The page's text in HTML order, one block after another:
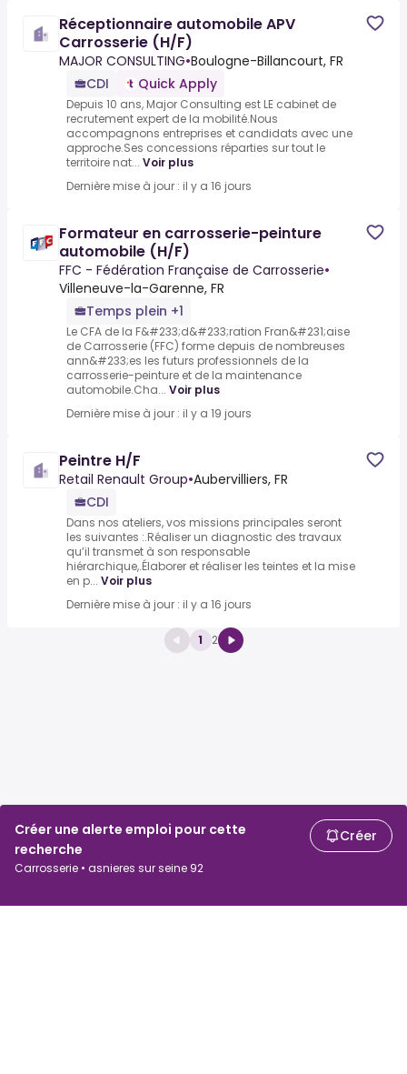
Créer une alerte emploi pour cette
recherche
Carrosserie • asnieres sur seine 92
Créer
Réceptionnaire automobile APV
Carrosserie (H/F)
MAJOR CONSULTING•Boulogne-Billancourt, FR
CDI
Quick Apply
Depuis 10 ans, Major Consulting est LE cabinet de
recrutement expert de la mobilité.Nous
accompagnons entreprises et candidats avec une
approche.Ses concessions réparties sur tout le
territoire nat... Voir plus
Dernière mise à jour : il y a 16 jours
Formateur en carrosserie-peinture
automobile (H/F)
FFC - Fédération Française de Carrosserie•
Villeneuve-la-Garenne, FR
Temps plein +1
Le CFA de la F&#233;d&#233;ration Fran&#231;aise
de Carrosserie (FFC) forme depuis de nombreuses
ann&#233;es les futurs professionnels de la
carrosserie-peinture et de la maintenance
automobile.Cha... Voir plus
Dernière mise à jour : il y a 19 jours
Peintre H/F
Retail Renault Group•Aubervilliers, FR
CDI
Dans nos ateliers, vos missions principales seront
les suivantes :.Réaliser un diagnostic des travaux
qu’il transmet à son responsable
hiérarchique,.Élaborer et réaliser les teintes et la mise
en p... Voir plus
Dernière mise à jour : il y a 16 jours
1 2